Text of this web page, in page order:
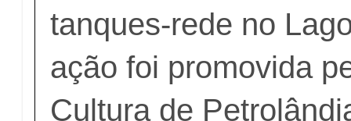
tanques-rede no
ação foi promovida
Cultura de